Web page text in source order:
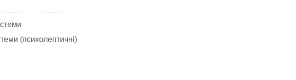
(психолептичні)